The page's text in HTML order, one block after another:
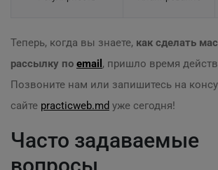
Теперь, когда вы знаете, как сделать
рассылку по email , пришло время
Позвоните нам или запишитесь на
сайте practicweb.md уже сегодня!
Часто задаваемые